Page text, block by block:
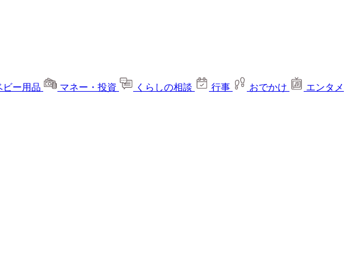
ビー用品 マネー・投資 くらしの相談 行事 おでかけ
エンタメ